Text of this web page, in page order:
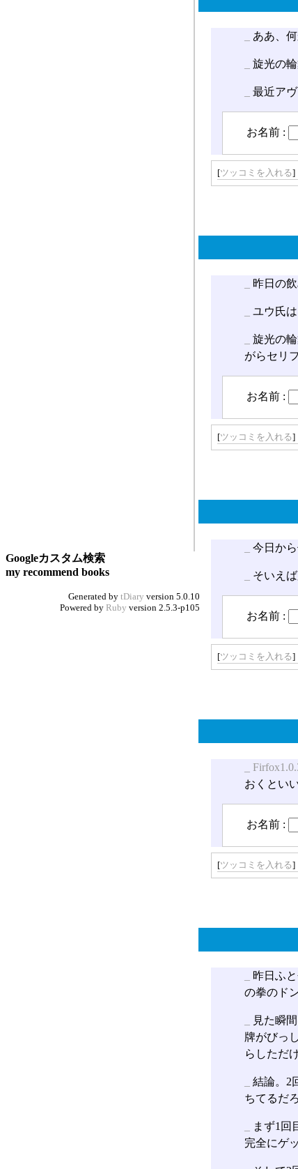
ああ、
旋光の
最近ア
お名前 :
[ツッコミを入れる]
昨日の
ユウ氏
旋光の
がらセリ
お名前 :
[ツッコミを入れる]
今日か
そいえ
お名前 :
[ツッコミを入れる]
おくとい
お名前 :
[ツッコミを入れる]
昨日ふ
の拳のド
見た瞬
牌がびっ
らしただ
結論。2
ちてるだ
まず1回
完全にゲ
Googleカスタム検索
my recommend books
Generated by tDiary version 5.0.10
Powered by Ruby version 2.5.3-p105